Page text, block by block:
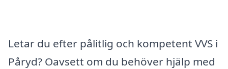
Letar du efter pålitlig och kompetent VVS i
Påryd? Oavsett om du behöver hjälp med